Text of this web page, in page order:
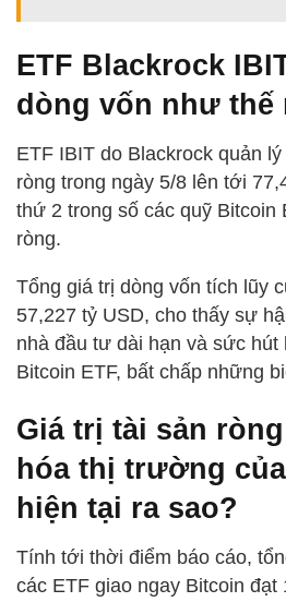
ETF Blackrock
dòng vốn như thế
ETF IBIT do Blackrock quản
ròng trong ngày 5/8 lên tới
thứ 2 trong số các quỹ Bitcoin
ròng.
Tổng giá trị dòng vốn tích lũy
57,227 tỷ USD, cho thấy sự
nhà đầu tư dài hạn và sức
Bitcoin ETF, bất chấp những
Giá trị tài sản
hóa thị trường
hiện tại ra sao?
Tính tới thời điểm báo cáo,
các ETF giao ngay Bitcoin đạt